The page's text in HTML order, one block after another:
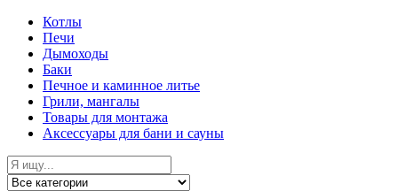
Котлы
Печи
Дымоходы
Баки
Печное и каминное литье
Грили, мангалы
Товары для монтажа
Аксессуары для бани и сауны
Search
for: